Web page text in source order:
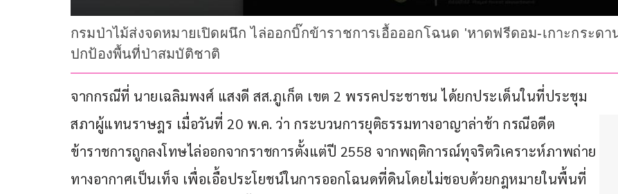
กรมป่าไม้ส่งจดหมายเปิดผนึก ไล่ออกบิ๊กข้าราชการเอื้อออกโฉนด 'หาดฟรีดอม-เกาะกระด
ปกป้องพื้นที่ป่าสมบัติชาติ
จากกรณีที่ นายเฉลิมพงศ์ แสงดี สส.ภูเก็ต เขต 2 พรรคประชาชน ได้ยกประเด็นในที่ประชุม
สภาผู้แทนราษฎร เมื่อวันที่ 20 พ.ค. ว่า กระบวนการยุติธรรมทางอาญาล่าช้า กรณีอดีต
ข้าราชการถูกลงโทษไล่ออกจากราชการตั้งแต่ปี 2558 จากพฤติการณ์ทุจริตวิเคราะห์ภาพถ่าย
ทางอากาศเป็นเท็จ เพื่อเอื้อประโยชน์ในการออกโฉนดที่ดินโดยไม่ชอบด้วยกฎหมายในพื้นที่